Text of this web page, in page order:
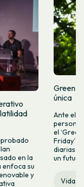
en la
enfoca su
y
Green
única
Ante el
el
Friday’
diarias y
un
Vida